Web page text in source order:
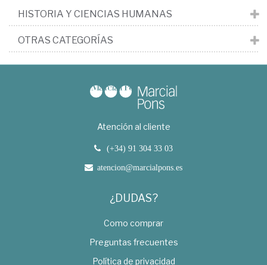
HISTORIA Y CIENCIAS HUMANAS
OTRAS CATEGORÍAS
Atención al cliente
(+34) 91 304 33 03
atencion@marcialpons.es
¿DUDAS?
Como comprar
Preguntas frecuentes
Política de privacidad